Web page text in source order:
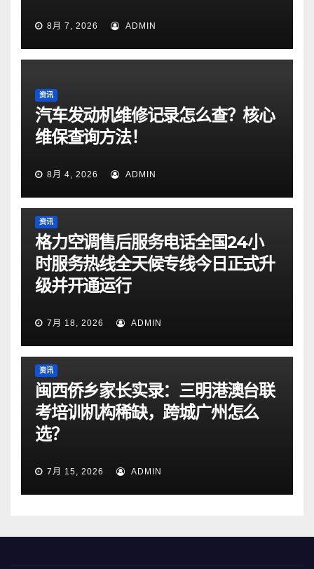
8月 7, 2026 ADMIN
资讯
汽车发动机维修记录怎么查？核心
维保查询方法！
8月 4, 2026 ADMIN
资讯
格力空调售后服务电话全国24小
时服务热线全天候专线今日正式升
级并开通运行
7月 18, 2026 ADMIN
资讯
闽西侨乡家长实录：三明港澳台联
考培训机构稀缺，跨城广州怎么
选？
7月 15, 2026 ADMIN